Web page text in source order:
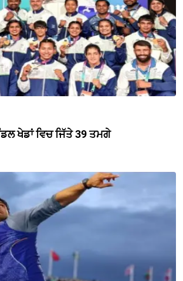
ਖੇਡਾਂ ਵਿਚ ਜਿੱਤੇ 39 ਤਮਗੇ